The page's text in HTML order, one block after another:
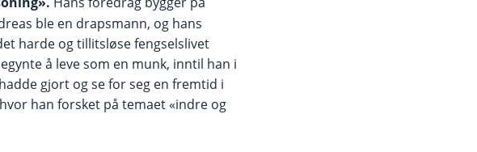
ble en drapsmann, og hans
harde og tillitsløse fengselslivet
å leve som en munk, inntil han i
gjort og se for seg en fremtid i
han forsket på temaet «indre og